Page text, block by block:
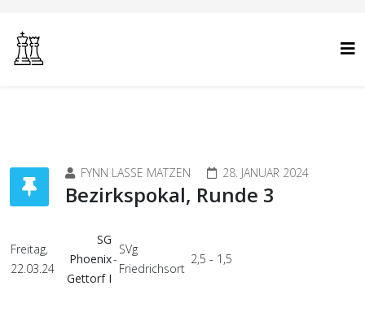
FYNN LASSE MATZEN 28. JANUAR 2024
Bezirkspokal, Runde 3
Freitag,
22.03.24
SG
Phoenix
Gettorf I
-
SVg
Friedrichsort
2,5 - 1,5